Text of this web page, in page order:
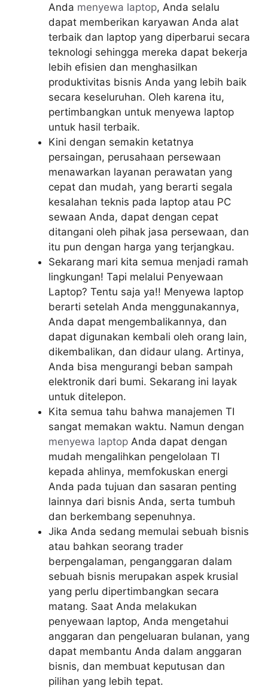
Anda menyewa laptop, Anda selalu
dapat memberikan karyawan Anda alat
terbaik dan laptop yang diperbarui secara
teknologi sehingga mereka dapat bekerja
lebih efisien dan menghasilkan
produktivitas bisnis Anda yang lebih baik
secara keseluruhan. Oleh karena itu,
pertimbangkan untuk menyewa laptop
untuk hasil terbaik.
Kini dengan semakin ketatnya
persaingan, perusahaan persewaan
menawarkan layanan perawatan yang
cepat dan mudah, yang berarti segala
kesalahan teknis pada laptop atau PC
sewaan Anda, dapat dengan cepat
ditangani oleh pihak jasa persewaan, dan
itu pun dengan harga yang terjangkau.
Sekarang mari kita semua menjadi ramah
lingkungan! Tapi melalui Penyewaan
Laptop? Tentu saja ya!! Menyewa laptop
berarti setelah Anda menggunakannya,
Anda dapat mengembalikannya, dan
dapat digunakan kembali oleh orang lain,
dikembalikan, dan didaur ulang. Artinya,
Anda bisa mengurangi beban sampah
elektronik dari bumi. Sekarang ini layak
untuk ditelepon.
Kita semua tahu bahwa manajemen TI
sangat memakan waktu. Namun dengan
menyewa laptop Anda dapat dengan
mudah mengalihkan pengelolaan TI
kepada ahlinya, memfokuskan energi
Anda pada tujuan dan sasaran penting
lainnya dari bisnis Anda, serta tumbuh
dan berkembang sepenuhnya.
Jika Anda sedang memulai sebuah bisnis
atau bahkan seorang trader
berpengalaman, penganggaran dalam
sebuah bisnis merupakan aspek krusial
yang perlu dipertimbangkan secara
matang. Saat Anda melakukan
penyewaan laptop, Anda mengetahui
anggaran dan pengeluaran bulanan, yang
dapat membantu Anda dalam anggaran
bisnis, dan membuat keputusan dan
pilihan yang lebih tepat.